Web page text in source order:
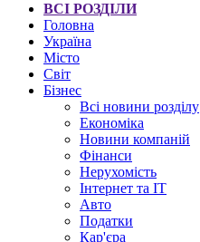
ВСІ РОЗДІЛИ
Головна
Україна
Місто
Світ
Бізнес
Всі новини розділу
Економіка
Новини компаній
Фінанси
Нерухомість
Інтернет та IT
Авто
Податки
Кар'єра